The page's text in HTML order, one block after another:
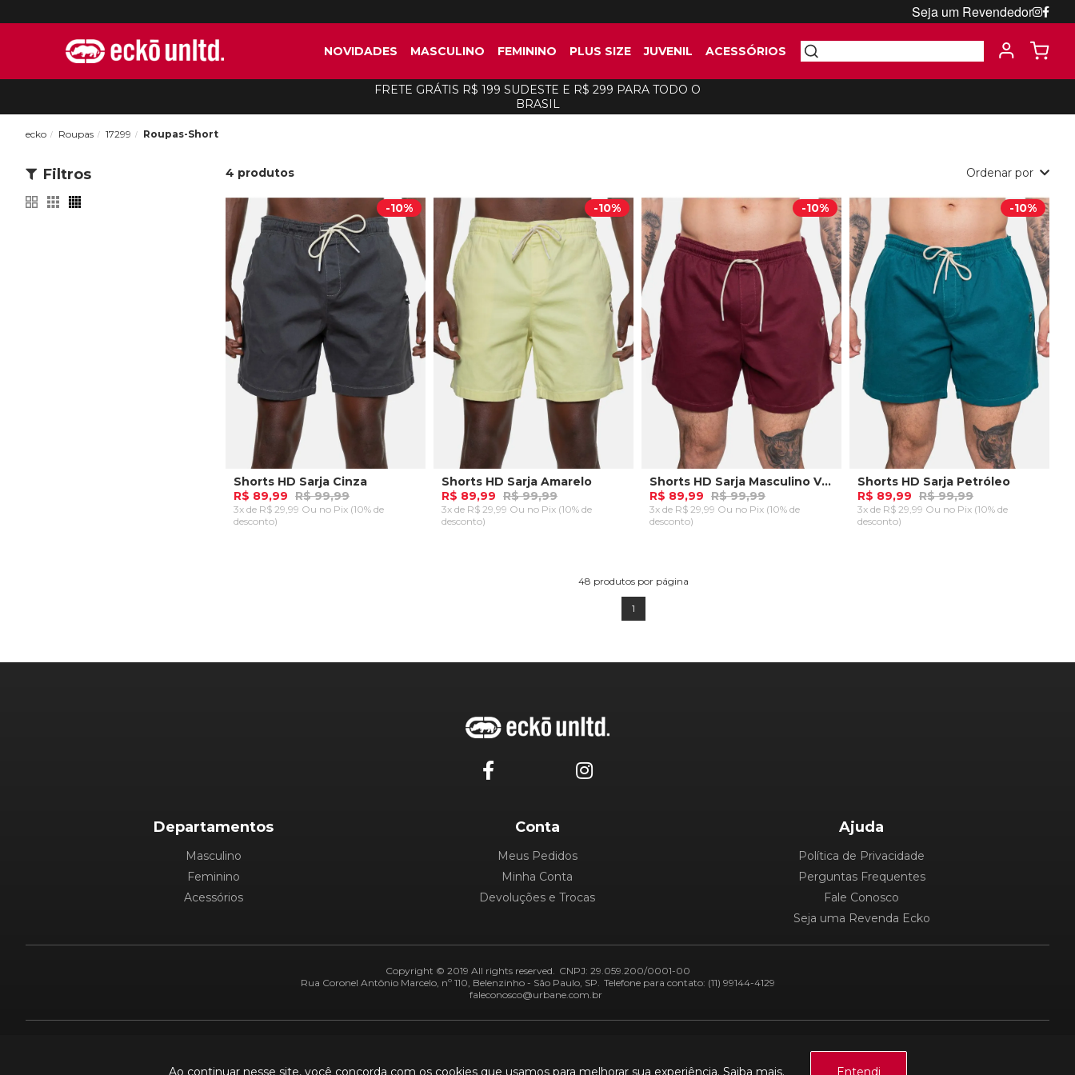
Seja um Revendedor
NOVIDADES MASCULINO FEMININO PLUS SIZE JUVENIL ACESSÓRIOS
FRETE GRÁTIS R$ 199 SUDESTE E R$ 299 PARA TODO O
BRASIL
Ao continuar nesse site, você concorda com os cookies que usamos para melhorar sua experiência. Saiba mais. Entendi
ecko Roupas 17299 Roupas-Short
Filtros 4 produtos Ordenar por
-10%
Shorts HD Sarja Cinza
R$ 89,99 R$ 99,99
3x de R$ 29,99 Ou no Pix (10% de
desconto)
-10%
Shorts HD Sarja Amarelo
R$ 89,99 R$ 99,99
3x de R$ 29,99 Ou no Pix (10% de
desconto)
-10%
Shorts HD Sarja Masculino Vinho
R$ 89,99 R$ 99,99
3x de R$ 29,99 Ou no Pix (10% de
desconto)
-10%
Shorts HD Sarja Petróleo
R$ 89,99 R$ 99,99
3x de R$ 29,99 Ou no Pix (10% de
desconto)
48 produtos por página
1
Departamentos
Masculino
Feminino
Acessórios
Conta
Meus Pedidos
Minha Conta
Devoluções e Trocas
Ajuda
Política de Privacidade
Perguntas Frequentes
Fale Conosco
Seja uma Revenda Ecko
Copyright © 2019 All rights reserved. CNPJ: 29.059.200/0001-00
Rua Coronel Antônio Marcelo, nº 110, Belenzinho - São Paulo, SP. Telefone para contato: (11) 99144-4129
faleconosco@urbane.com.br